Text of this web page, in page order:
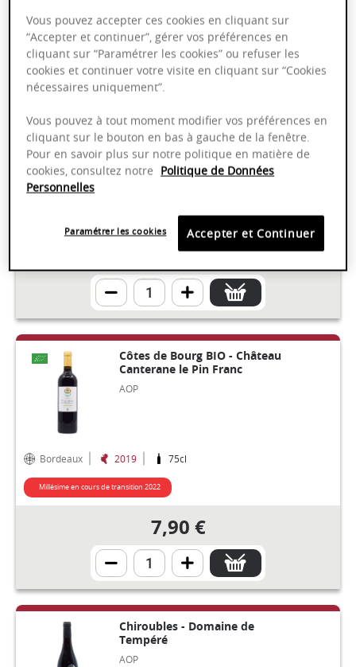
Gigondas "Cuvée Trésor" -
AOP
Rhône
13,50 €
Côtes de Bourg BIO - Château
Canterane le Pin Franc
AOP
Bordeaux 2019 75cl
Millésime en cours de transition 2022
7,90 €
Chiroubles - Domaine de
Tempéré
AOP
Vous pouvez accepter ces cookies en cliquant sur
“Accepter et continuer”, gérer vos préférences en
cliquant sur “Paramétrer les cookies” ou refuser les
cookies et continuer votre visite en cliquant sur “Cookies
nécessaires uniquement”.
Vous pouvez à tout moment modifier vos préférences en
cliquant sur le bouton en bas à gauche de la fenêtre.
Pour en savoir plus sur notre politique en matière de
cookies, consultez notre Politique de Données
Personnelles
Accepter et Continuer
Paramétrer les cookies